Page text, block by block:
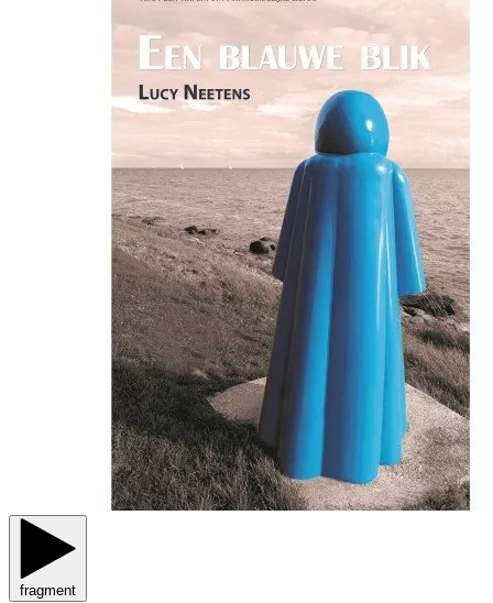
fragment